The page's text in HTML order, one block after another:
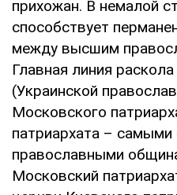
прихожан. В немалой
способствует
между высшим
Главная линия
(Украинской
Московского
патриархата –
православными
Московский